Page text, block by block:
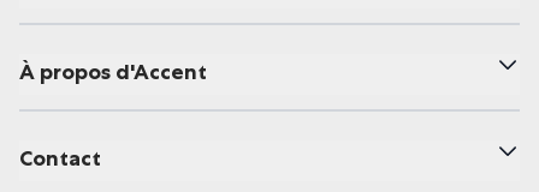
À propos d'Accent
Contact